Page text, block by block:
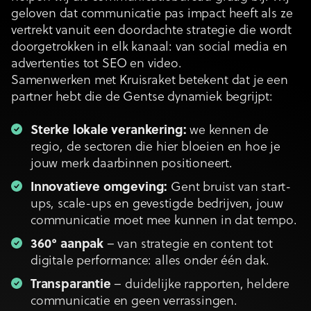
geloven dat communicatie pas impact heeft als ze
vertrekt vanuit een doordachte strategie die wordt
doorgetrokken in elk kanaal: van social media en
advertenties tot SEO en video.
Samenwerken met Kruisraket betekent dat je een
partner hebt die de Gentse dynamiek begrijpt:
Sterke lokale verankering: we kennen de
regio, de sectoren die hier bloeien en hoe je
jouw merk daarbinnen positioneert.
Innovatieve omgeving: Gent bruist van start-
ups, scale-ups en gevestigde bedrijven, jouw
communicatie moet mee kunnen in dat tempo.
360° aanpak – van strategie en content tot
digitale performance: alles onder één dak.
Transparantie – duidelijke rapporten, heldere
communicatie en geen verrassingen.